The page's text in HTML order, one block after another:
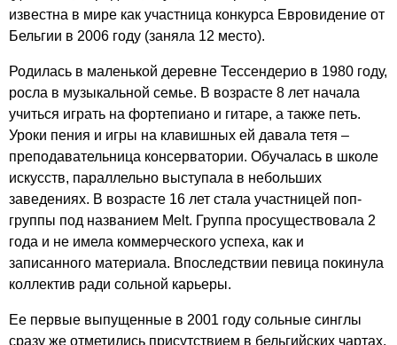
известна в мире как участница конкурса Евровидение от
Бельгии в 2006 году (заняла 12 место).
Родилась в маленькой деревне Тессендерио в 1980 году,
росла в музыкальной семье. В возрасте 8 лет начала
учиться играть на фортепиано и гитаре, а также петь.
Уроки пения и игры на клавишных ей давала тетя –
преподавательница консерватории. Обучалась в школе
искусств, параллельно выступала в небольших
заведениях. В возрасте 16 лет стала участницей поп-
группы под названием Melt. Группа просуществовала 2
года и не имела коммерческого успеха, как и
записанного материала. Впоследствии певица покинула
коллектив ради сольной карьеры.
Ее первые выпущенные в 2001 году сольные синглы
сразу же отметились присутствием в бельгийских чартах.